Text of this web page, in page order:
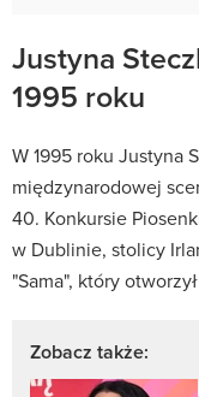
Justyna
1995 roku
W 1995 roku Justyna
międzynarodowej
40. Konkursie
w Dublinie, stolicy
"Sama", który
Zobacz także: